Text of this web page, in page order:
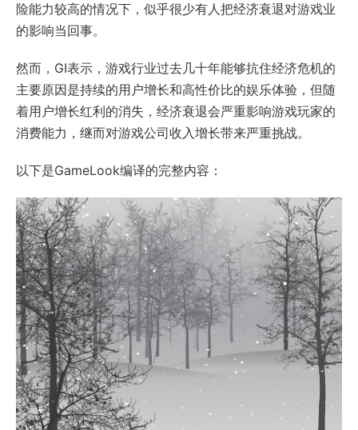
险能力较高的情况下，似乎很少有人把经济衰退对游戏业
的影响当回事。
然而，GI表示，游戏行业过去几十年能够抗住经济危机的
主要原因是持续的用户增长和高性价比的娱乐体验，但随
着用户增长红利的消失，经济衰退会严重影响游戏玩家的
消费能力，继而对游戏公司收入增长带来严重挑战。
以下是GameLook编译的完整内容：